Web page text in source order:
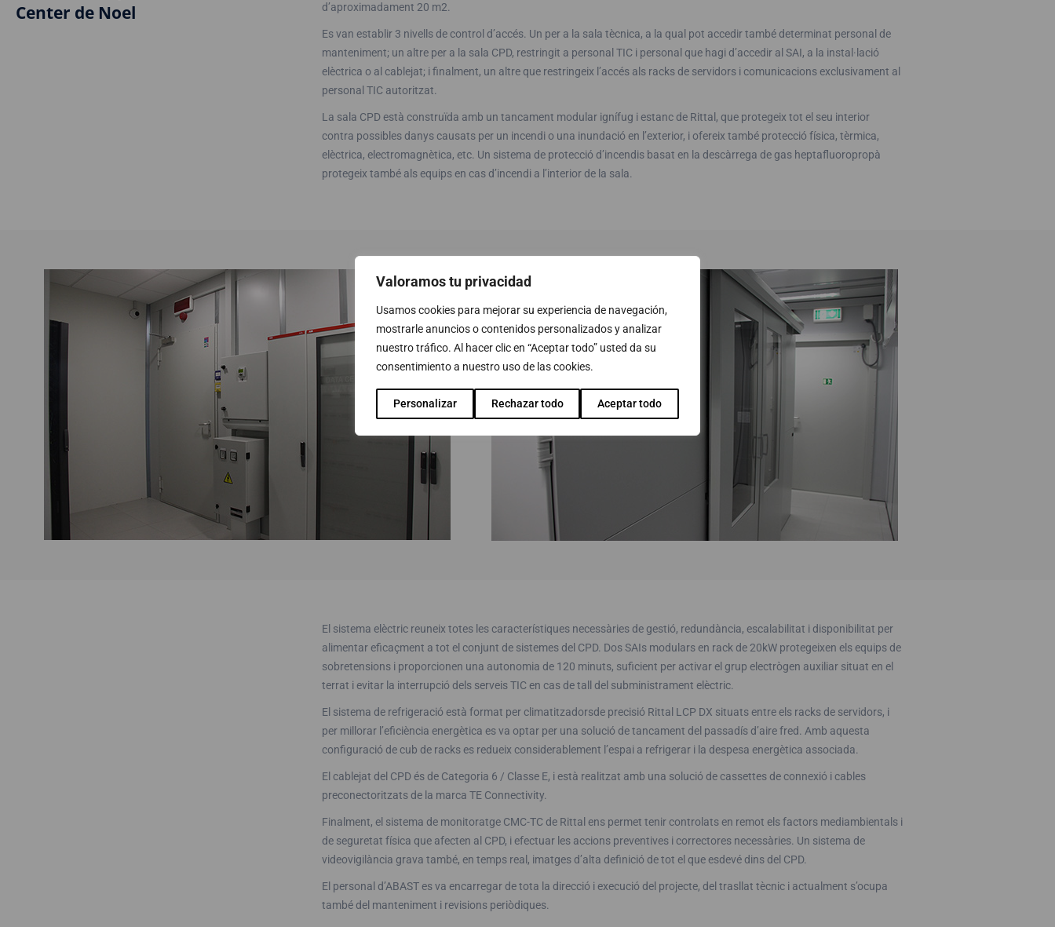
Valoramos tu privacidad
Usamos cookies para mejorar su experiencia de navegación,
mostrarle anuncios o contenidos personalizados y analizar
nuestro tráfico. Al hacer clic en “Aceptar todo” usted da su
consentimiento a nuestro uso de las cookies.
Personalizar Rechazar todo Aceptar todo
Center de Noel
d’aproximadament 20 m2.
Es van establir 3 nivells de control d’accés. Un per a la sala tècnica, a la qual pot accedir també determinat personal de
manteniment; un altre per a la sala CPD, restringit a personal TIC i personal que hagi d’accedir al SAI, a la instal·lació
elèctrica o al cablejat; i finalment, un altre que restringeix l’accés als racks de servidors i comunicacions exclusivament al
personal TIC autoritzat.
La sala CPD està construïda amb un tancament modular ignífug i estanc de Rittal, que protegeix tot el seu interior
contra possibles danys causats per un incendi o una inundació en l’exterior, i ofereix també protecció física, tèrmica,
elèctrica, electromagnètica, etc. Un sistema de protecció d’incendis basat en la descàrrega de gas heptafluoropropà
protegeix també als equips en cas d’incendi a l’interior de la sala.
El sistema elèctric reuneix totes les característiques necessàries de gestió, redundància, escalabilitat i disponibilitat per
alimentar eficaçment a tot el conjunt de sistemes del CPD. Dos SAIs modulars en rack de 20kW protegeixen els equips de
sobretensions i proporcionen una autonomia de 120 minuts, suficient per activar el grup electrògen auxiliar situat en el
terrat i evitar la interrupció dels serveis TIC en cas de tall del subministrament elèctric.
El sistema de refrigeració està format per climatitzadorsde precisió Rittal LCP DX situats entre els racks de servidors, i
per millorar l’eficiència energètica es va optar per una solució de tancament del passadís d’aire fred. Amb aquesta
configuració de cub de racks es redueix considerablement l’espai a refrigerar i la despesa energètica associada.
El cablejat del CPD és de Categoria 6 / Classe E, i està realitzat amb una solució de cassettes de connexió i cables
preconectoritzats de la marca TE Connectivity.
Finalment, el sistema de monitoratge CMC-TC de Rittal ens permet tenir controlats en remot els factors mediambientals i
de seguretat física que afecten al CPD, i efectuar les accions preventives i correctores necessàries. Un sistema de
videovigilància grava també, en temps real, imatges d’alta definició de tot el que esdevé dins del CPD.
El personal d’ABAST es va encarregar de tota la direcció i execució del projecte, del trasllat tècnic i actualment s’ocupa
també del manteniment i revisions periòdiques.